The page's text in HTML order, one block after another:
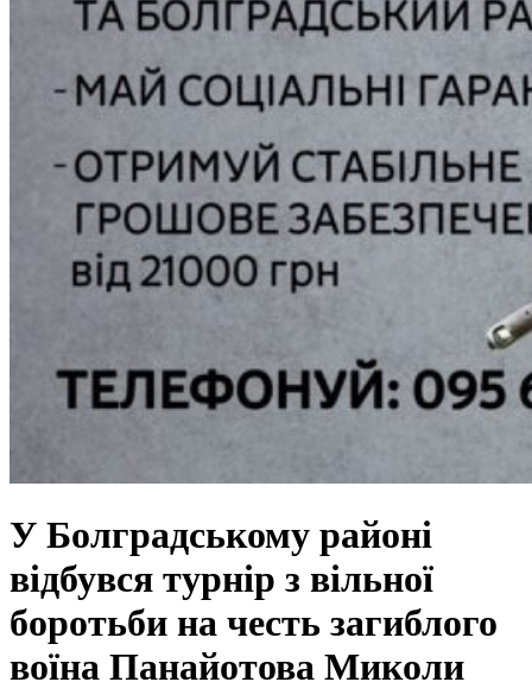
У Болградському районі
відбувся турнір з вільної
боротьби на честь загиблого
воїна Панайотова Миколи